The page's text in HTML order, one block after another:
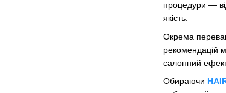
процедури —
якість.
Окрема
рекомендацій
салонний
Обираючи